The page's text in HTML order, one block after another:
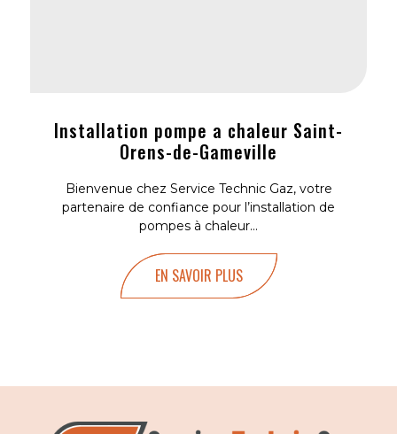
Installation pompe a chaleur Saint-
Orens-de-Gameville
Bienvenue chez Service Technic Gaz, votre
partenaire de confiance pour l’installation de
pompes à chaleur...
EN SAVOIR PLUS